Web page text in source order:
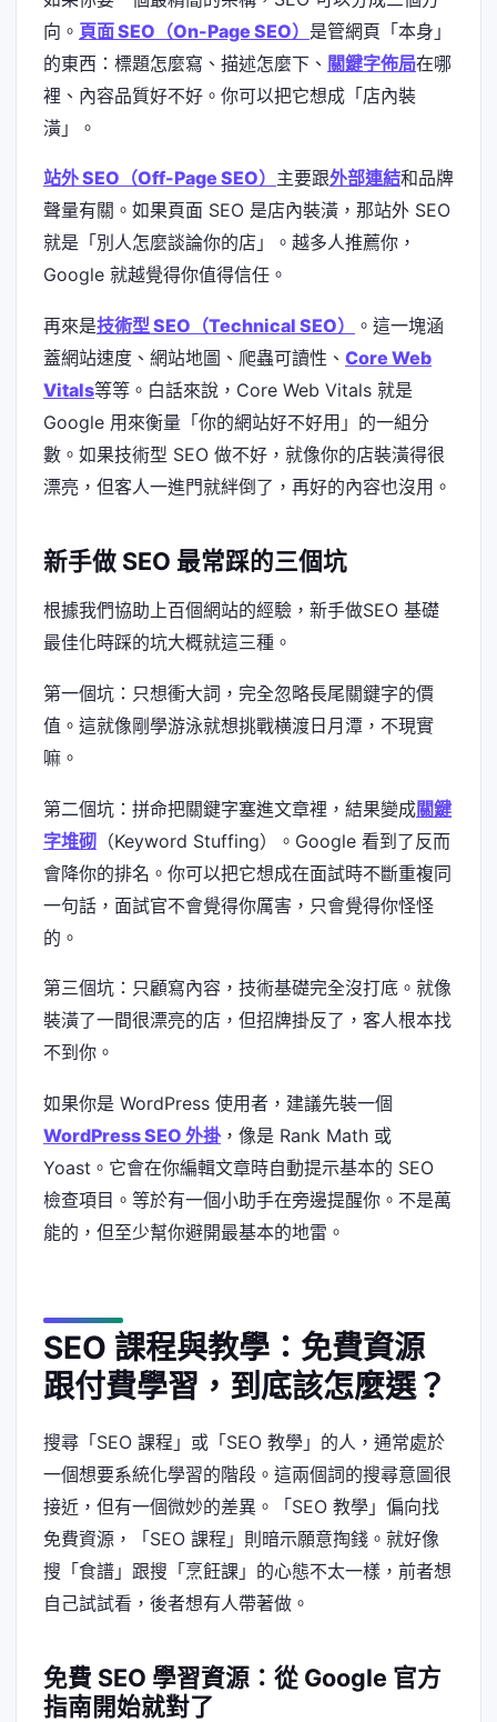
向。 頁面 SEO（On-Page SEO） 是管網頁「本身」
的東西：標題怎麼寫、描述怎麼下、 關鍵字佈局在哪
裡、內容品質好不好。你可以把它想成「店內裝
潢」。
站外 SEO（Off-Page SEO） 主要跟外部連結和品牌
聲量有關。如果頁面 SEO 是店內裝潢，那站外 SEO
就是「別人怎麼談論你的店」。越多人推薦你，
Google 就越覺得你值得信任。
再來是技術型 SEO（Technical SEO）
。這一塊涵
蓋網站速度、網站地圖、爬蟲可讀性、 Core Web
Vitals等等。白話來說，Core Web Vitals 就是
Google 用來衡量「你的網站好不好用」的一組分
數。如果技術型 SEO 做不好，就像你的店裝潢得很
漂亮，但客人一進門就絆倒了，再好的內容也沒用。
新手做 SEO 最常踩的三個坑
根據我們協助上百個網站的經驗，新手做SEO 基礎
最佳化時踩的坑大概就這三種。
第一個坑：只想衝大詞，完全忽略長尾關鍵字的價
值。這就像剛學游泳就想挑戰横渡日月潭，不現實
嘛。
第二個坑：拼命把關鍵字塞進文章裡，結果變成關鍵
字堆砌 （Keyword Stuffing）。Google 看到了反而
會降你的排名。你可以把它想成在面試時不斷重複同
一句話，面試官不會覺得你厲害，只會覺得你怪怪
的。
第三個坑：只顧寫內容，技術基礎完全沒打底。就像
裝潢了一間很漂亮的店，但招牌掛反了，客人根本找
不到你。
如果你是 WordPress 使用者，建議先裝一個
WordPress SEO 外掛，像是 Rank Math 或
Yoast。它會在你編輯文章時自動提示基本的 SEO
檢查項目。等於有一個小助手在旁邊提醒你。不是萬
能的，但至少幫你避開最基本的地雷。
SEO 課程與教學：免費資源
跟付費學習，到底該怎麼選？
搜尋「SEO 課程」或「SEO 教學」的人，通常處於
一個想要系統化學習的階段。這兩個詞的搜尋意圖很
接近，但有一個微妙的差異。「SEO 教學」偏向找
免費資源，「SEO 課程」則暗示願意掏錢。就好像
搜「食譜」跟搜「烹飪課」的心態不太一樣，前者想
自己試試看，後者想有人帶著做。
免費 SEO 學習資源：從 Google 官方
指南開始就對了